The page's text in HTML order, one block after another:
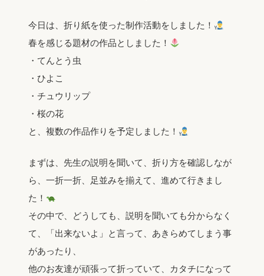
今日は、折り紙を使った制作活動をしました！
春を感じる題材の作品としました！
・てんとう虫
・ひよこ
・チュウリップ
・桜の花
と、複数の作品作りを予定しました！
まずは、先生の説明を聞いて、折り方を確認しなが
ら、一折一折、足並みを揃えて、進めて行きまし
た！
その中で、どうしても、説明を聞いても分からなく
て、「出来ないよ」と言って、あきらめてしまう事
があったり、
他のお友達が頑張って折っていて、カタチになって